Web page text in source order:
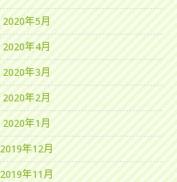
2020年5月
2020年4月
2020年3月
2020年2月
2020年1月
2019年12月
2019年11月